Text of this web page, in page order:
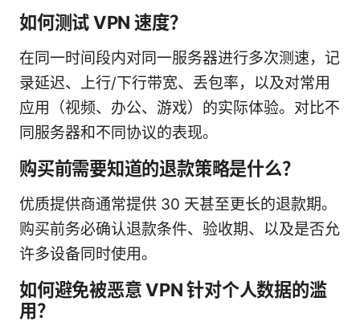
如何测试 VPN 速度？
在同一时间段内对同一服务器进行多次测速，记
录延迟、上行/下行带宽、丢包率，以及对常用
应用（视频、办公、游戏）的实际体验。对比不
同服务器和不同协议的表现。
购买前需要知道的退款策略是什么？
优质提供商通常提供 30 天甚至更长的退款期。
购买前务必确认退款条件、验收期、以及是否允
许多设备同时使用。
如何避免被恶意 VPN 针对个人数据的滥
用？